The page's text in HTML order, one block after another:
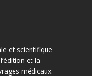
et scientifique
et la
médicaux.